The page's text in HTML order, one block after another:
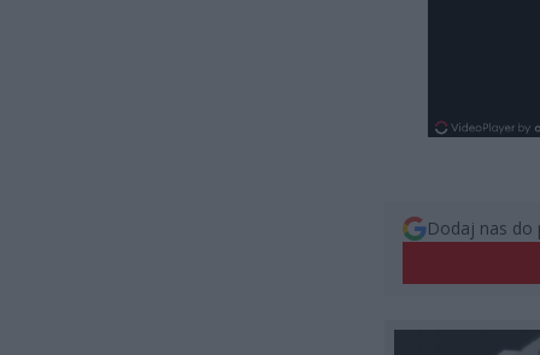
Dodaj nas do